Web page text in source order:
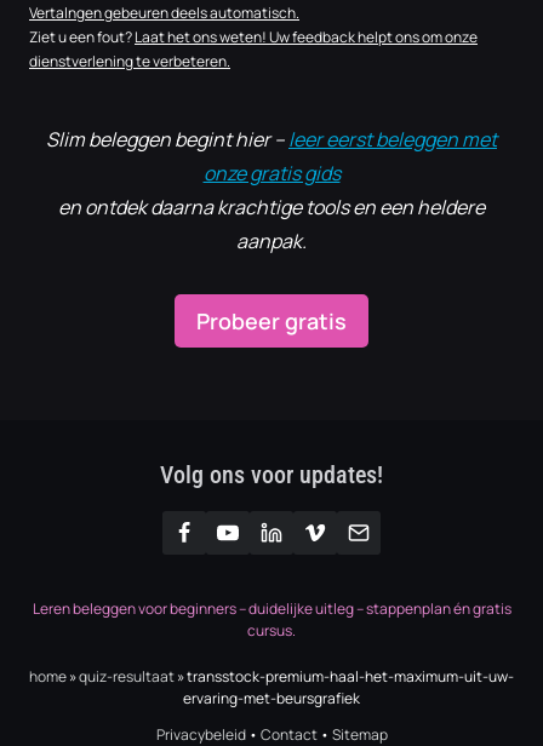
Vertalngen gebeuren deels automatisch.
Ziet u een fout?Laat het ons weten! Uw feedback helpt ons om onze
dienstverlening te verbeteren.
Slim beleggen begint hier –leer eerst beleggen met
onze gratis gids
en ontdek daarna krachtige tools en een heldere
aanpak.
Probeer gratis
Volg ons voor updates!
Leren beleggen voor beginners – duidelijke uitleg – stappenplan én gratis
cursus.
home»quiz-resultaat»transstock-premium-haal-het-maximum-uit-uw-
ervaring-met-beursgrafiek
Privacybeleid • Contact• Sitemap